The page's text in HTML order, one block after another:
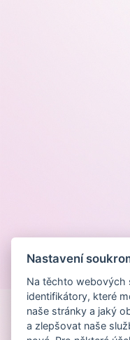
Nastavení
Na těchto webových
identifikátory, které
naše stránky a jaký
a zlepšovat naše